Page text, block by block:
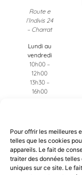
Pour offrir les meilleures
telles que les cookies
appareils. Le fait de
traiter des données
uniques sur ce site. Le
Route e
l’Indivis 24
– Charrat
Lundi au
vendredi
10h00 –
12h00
13h30 –
16h00